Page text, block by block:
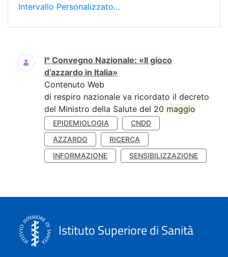
Intervallo Personalizzato…
Ricerca
I° Convegno Nazionale: «Il gioco
d’azzardo in Italia»
Contenuto Web
di respiro nazionale va ricordato il decreto
del Ministro della Salute del 20 maggio
EPIDEMIOLOGIA
CNDD
AZZARDO
RICERCA
INFORMAZIONE
SENSIBILIZZAZIONE
Istituto Superiore di Sanità